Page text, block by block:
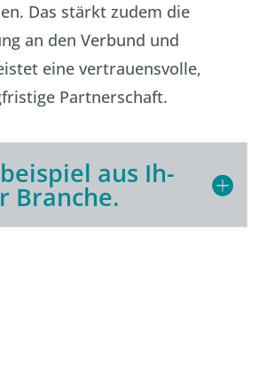
Das stärkt zudem die
an den Verbund und
eine vertrauensvolle,
Partnerschaft.
aus Ih­
Bran­che.